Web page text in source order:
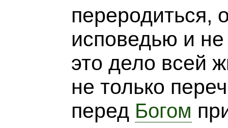
переродиться,
исповедью и не
это дело всей
не только
перед Богом